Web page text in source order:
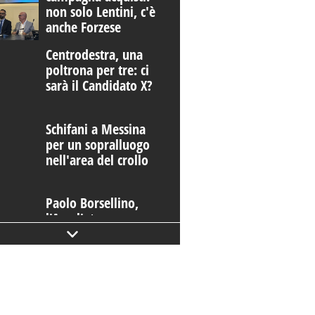
non solo Lentini, c'è
anche Forzese
Centrodestra, una
poltrona per tre: ci
sarà il Candidato X?
Schifani a Messina
per un sopralluogo
nell'area del crollo
Paolo Borsellino,
l'Ars, l'eterna e
dolorosa questione
morale